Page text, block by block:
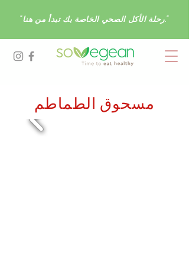
"رحلة الأكل الصحي الخاصة بك تبدأ من هنا."
مسحوق الطماطم